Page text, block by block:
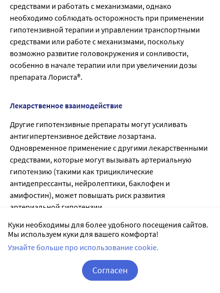
средствами и работать с механизмами, однако
необходимо соблюдать осторожность при применении
гипотензивной терапии и управлении транспортными
средствами или работе с механизмами, поскольку
возможно развитие головокружения и сонливости,
особенно в начале терапии или при увеличении дозы
препарата Лориста®.
Лекарственное взаимодействие
Другие гипотензивные препараты могут усиливать
антигипертензивное действие лозартана.
Одновременное применение с другими лекарственными
средствами, которые могут вызывать артериальную
гипотензию (такими как трициклические
антидепрессанты, нейролептики, баклофен и
амифостин), может повышать риск развития
артериальной гипотензии.
фармакокинетических взаимодействий лекарственных
средств не было выявлено клинически значимых
взаимодействий лозартана с гидрохлоротиазидом,
дигоксином, варфарином, циметидином и
Куки необходимы для более удобного посещения сайтов.
Мы используем куки для вашего комфорта!
Узнайте больше про использование cookie.
Согласен